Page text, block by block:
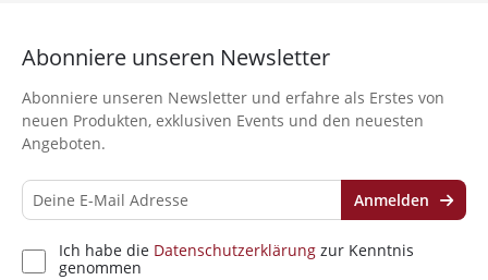
Abonniere unseren Newsletter
Abonniere unseren Newsletter und erfahre als Erstes von
neuen Produkten, exklusiven Events und den neuesten
Angeboten.
Ich habe die Datenschutzerklärung zur Kenntnis
genommen
Anmelden